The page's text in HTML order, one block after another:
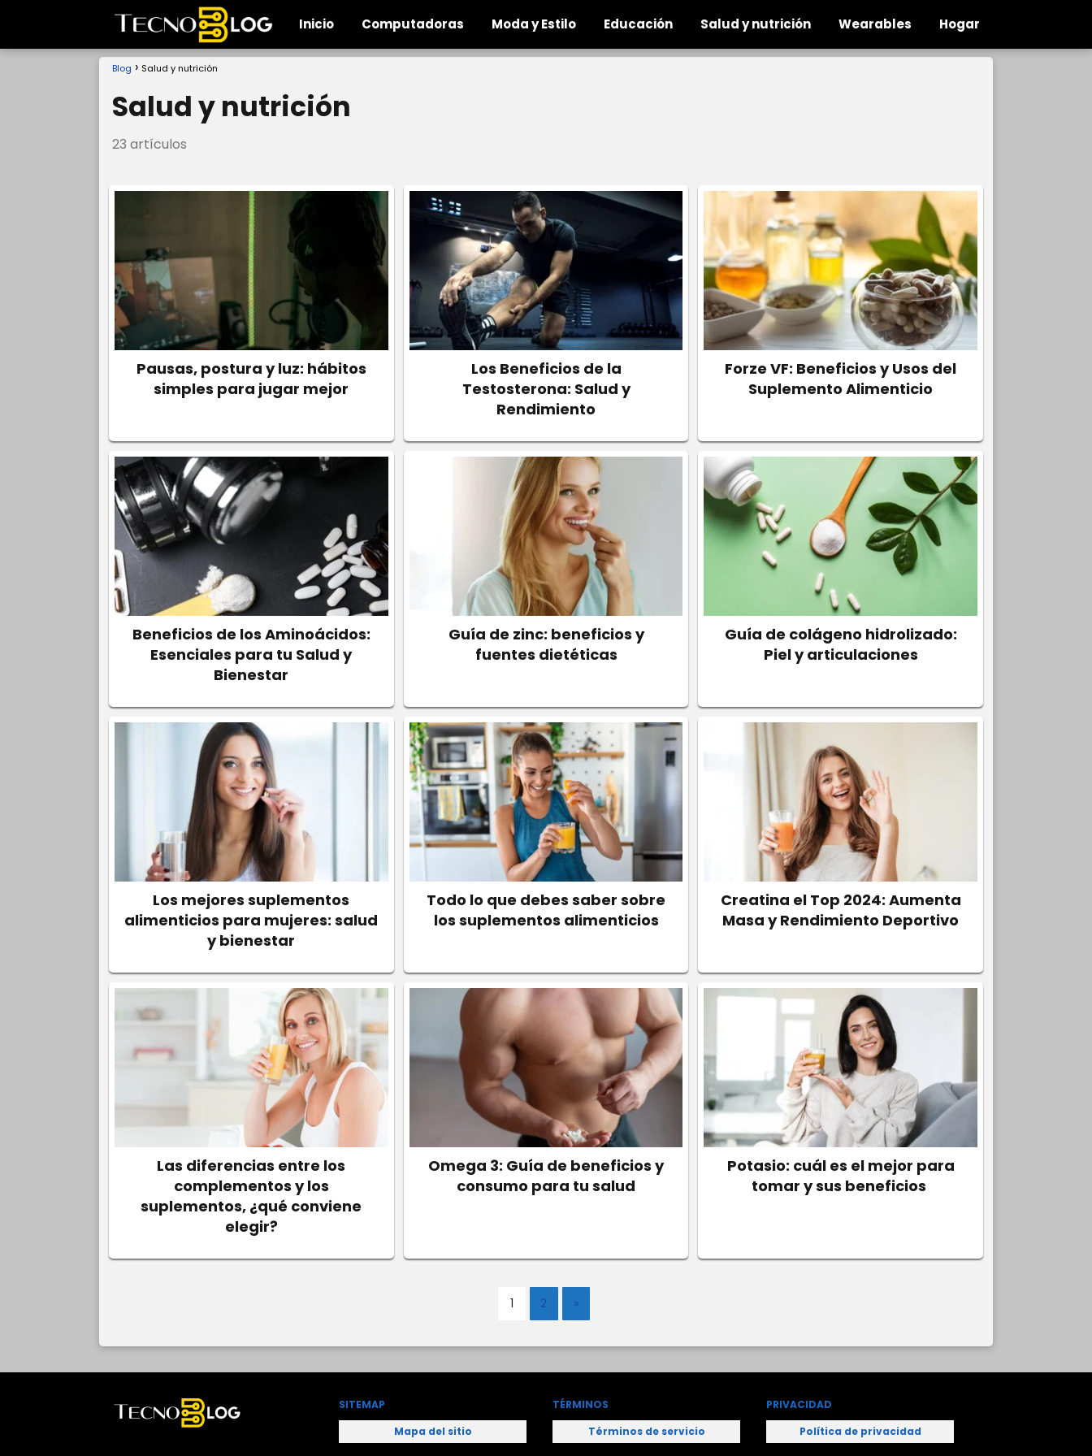
Inicio Computadoras Moda y Estilo Educación Salud y nutrición Wearables Hogar
Blog Salud y nutrición
Salud y nutrición
23 artículos
Pausas, postura y luz: hábitos
simples para jugar mejor
Los Beneficios de la
Testosterona: Salud y
Rendimiento
Forze VF: Beneficios y Usos del
Suplemento Alimenticio
Beneficios de los Aminoácidos:
Esenciales para tu Salud y
Bienestar
Guía de zinc: beneficios y
fuentes dietéticas
Guía de colágeno hidrolizado:
Piel y articulaciones
Los mejores suplementos
alimenticios para mujeres: salud
y bienestar
Todo lo que debes saber sobre
los suplementos alimenticios
Creatina el Top 2024: Aumenta
Masa y Rendimiento Deportivo
Las diferencias entre los
complementos y los
suplementos, ¿qué conviene
elegir?
Omega 3: Guía de beneficios y
consumo para tu salud
Potasio: cuál es el mejor para
tomar y sus beneficios
1 2 »
SITEMAP
Mapa del sitio
TÉRMINOS
Términos de servicio
PRIVACIDAD
Política de privacidad